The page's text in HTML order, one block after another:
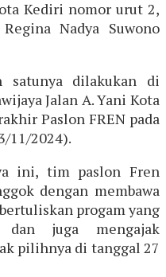
Kediri nomor urut 2,
Nadya Suwono
satunya dilakukan di
Jalan A. Yani Kota
Paslon FREN pada
11/2024).
ini, tim paslon Fren
dengan membawa
progam yang
dan juga mengajak
pilihnya di tanggal 27